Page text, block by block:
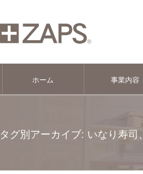
ホーム 事業内容
タグ別アーカイブ: いなり寿司